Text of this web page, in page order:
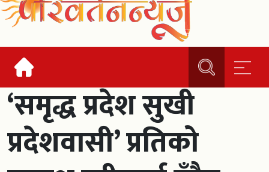
‘समृद्ध प्रदेश सुखी
प्रदेशवासी’ प्रतिको